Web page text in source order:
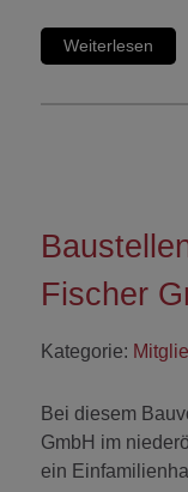
Weiterlesen
Fischer
Kategorie:
Bei diesem
GmbH im
ein